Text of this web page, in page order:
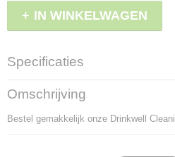
IN WINKELWAGEN
Specificaties
Productcode
LBS - CKPHINTL19
EAN code
Omschrijving
Bestel gemakkelijk onze Drinkwell